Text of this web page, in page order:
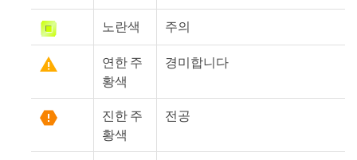
노란색 주의
연한 주
황색
경미합니다
진한 주
황색
전공